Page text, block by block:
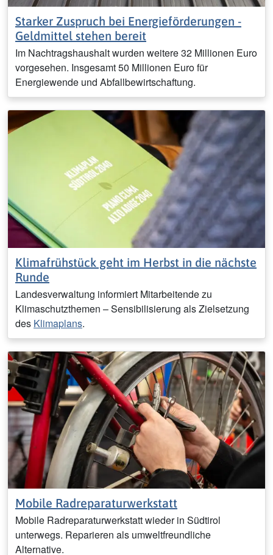
Starker Zuspruch bei Energieförderungen -
Geldmittel stehen bereit
Im Nachtragshaushalt wurden weitere 32 Millionen Euro
vorgesehen. Insgesamt 50 Millionen Euro für
Energiewende und Abfallbewirtschaftung.
Klimafrühstück geht im Herbst in die nächste
Runde
Landesverwaltung informiert Mitarbeitende zu
Klimaschutzthemen – Sensibilisierung als Zielsetzung
des Klimaplans.
Mobile Radreparaturwerkstatt
Mobile Radreparaturwerkstatt wieder in Südtirol
unterwegs. Reparieren als umweltfreundliche
Alternative.